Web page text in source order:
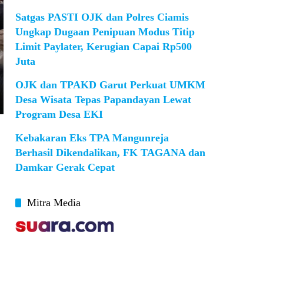
Satgas PASTI OJK dan Polres Ciamis
Ungkap Dugaan Penipuan Modus Titip
Limit Paylater, Kerugian Capai Rp500
Juta
OJK dan TPAKD Garut Perkuat UMKM
Desa Wisata Tepas Papandayan Lewat
Program Desa EKI
Kebakaran Eks TPA Mangunreja
Berhasil Dikendalikan, FK TAGANA dan
Damkar Gerak Cepat
Mitra Media